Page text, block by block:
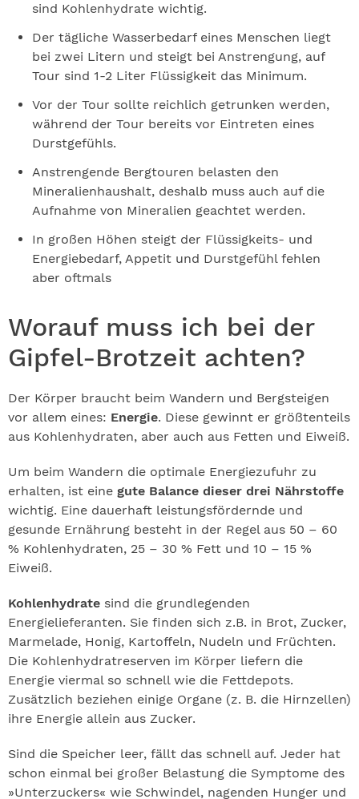
sind Kohlenhydrate wichtig.
Der tägliche Wasserbedarf eines Menschen liegt
bei zwei Litern und steigt bei Anstrengung, auf
Tour sind 1-2 Liter Flüssigkeit das Minimum.
Vor der Tour sollte reichlich getrunken werden,
während der Tour bereits vor Eintreten eines
Durstgefühls.
Anstrengende Bergtouren belasten den
Mineralienhaushalt, deshalb muss auch auf die
Aufnahme von Mineralien geachtet werden.
In großen Höhen steigt der Flüssigkeits- und
Energiebedarf, Appetit und Durstgefühl fehlen
aber oftmals
Worauf muss ich bei der
Gipfel-Brotzeit achten?
Der Körper braucht beim Wandern und Bergsteigen
vor allem eines: Energie. Diese gewinnt er größtenteils
aus Kohlenhydraten, aber auch aus Fetten und Eiweiß.
Um beim Wandern die optimale Energiezufuhr zu
erhalten, ist eine gute Balance dieser drei Nährstoffe
wichtig. Eine dauerhaft leistungsfördernde und
gesunde Ernährung besteht in der Regel aus 50 – 60
% Kohlenhydraten, 25 – 30 % Fett und 10 – 15 %
Eiweiß.
Kohlenhydrate sind die grundlegenden
Energielieferanten. Sie finden sich z.B. in Brot, Zucker,
Marmelade, Honig, Kartoffeln, Nudeln und Früchten.
Die Kohlenhydratreserven im Körper liefern die
Energie viermal so schnell wie die Fettdepots.
Zusätzlich beziehen einige Organe (z. B. die Hirnzellen)
ihre Energie allein aus Zucker.
Sind die Speicher leer, fällt das schnell auf. Jeder hat
schon einmal bei großer Belastung die Symptome des
»Unterzuckers« wie Schwindel, nagenden Hunger und